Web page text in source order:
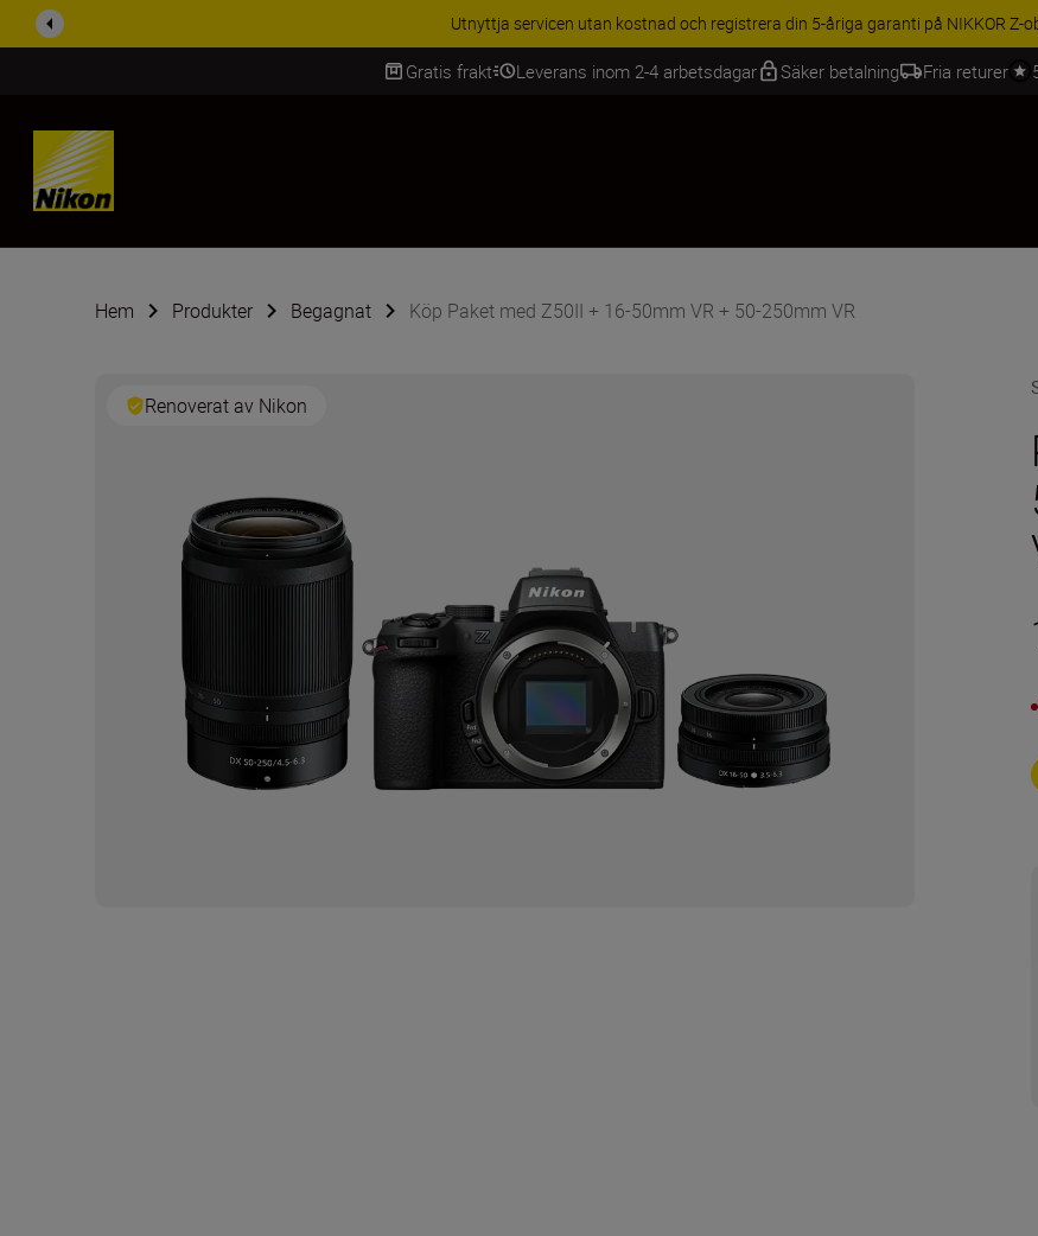
RABATT PÅ TILLBEHÖR | Få 15 % rabatt på utvalda tillbehör, komplettera din
Gratis frakt Leverans inom 2-4 arbetsdagar Säker betalning Fria returer
SKIP
Hem Produkter Begagnat Köp Paket med Z50II + 16-50mm VR + 50-250mm VR
Renoverat av Nikon